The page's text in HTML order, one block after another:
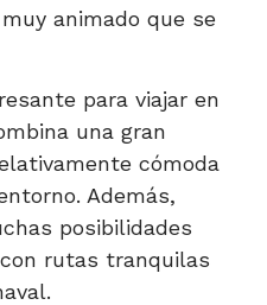
animado que se
para viajar en
una gran
cómoda
Además,
posibilidades
rutas tranquilas